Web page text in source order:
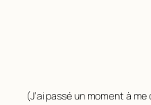
(J’ai passé un moment à